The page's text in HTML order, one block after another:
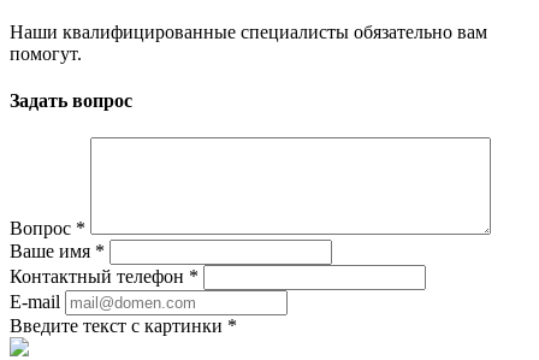
Наши квалифицированные специалисты обязательно вам
помогут.
Задать вопрос
Вопрос *
Ваше имя *
Контактный телефон *
E-mail
Введите текст с картинки *